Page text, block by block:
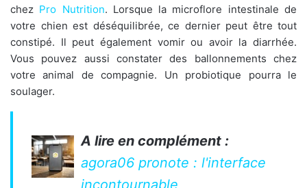
chez Pro Nutrition. Lorsque la microflore intestinale de
votre chien est déséquilibrée, ce dernier peut être tout
constipé. Il peut également vomir ou avoir la diarrhée.
Vous pouvez aussi constater des ballonnements chez
votre animal de compagnie. Un probiotique pourra le
soulager.
A lire en complément :
agora06 pronote : l'interface
incontournable